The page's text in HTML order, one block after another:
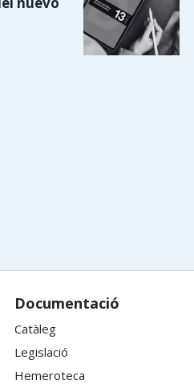
Documentació
Catàleg
Legislació
Hemeroteca